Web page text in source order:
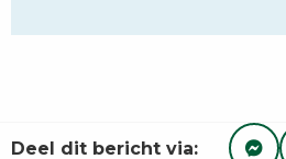
Deel dit bericht via: